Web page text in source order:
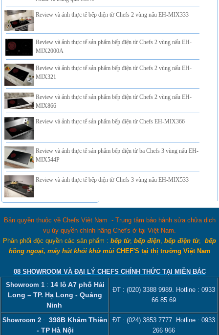
Review và ảnh thực tế bếp điện từ Chefs 2 vùng nấu EH-MIX333
Review và ảnh thực tế sản phẩm bếp điện từ Chefs 2 vùng nấu EH-
MIX2000A
Review và ảnh thực tế sản phẩm bếp điện từ Chefs 2 vùng nấu EH-
MIX321
Review và ảnh thực tế sản phẩm bếp điện từ Chefs 2 vùng nấu EH-
MIX866
Review và ảnh thực tế sản phẩm bếp điện từ Chefs EH-MIX366
Review và ảnh thực tế sản phẩm bếp điện từ ba Chefs 3 vùng nấu EH-
MIX544P
Review và ảnh thực tế bếp điện từ Chefs 3 vùng nấu EH-MIX533
Bản quyền thuộc về Chefs Việt Nam - Trung tâm bảo hành sửa chữa dịch
vụ ủy quyền chính hãng Chef's ở tại Việt Nam.
Phân phối độc quyền các sản phẩm : bếp từ, bếp điện, bếp điện từ, bếp
hồng ngoại, máy hút khói khử mùi CHEF'S tại thị trường Việt Nam
08 SHOWROOM VÀ ĐẠI LÝ CHEFS CHÍNH THỨC TẠI MIỀN BẮC
Showroom 1 : 14 lô A7 phố Hải
Long – TP. Hạ Long - Quảng
Ninh
ĐT : (020) 3388 9989. Hotline : 0933
66 85 69
Showroom 2 : 398B Khâm Thiên
- TP Hà Nội
ĐT : (024) 3853 7777 Hotline : 0933
266 966